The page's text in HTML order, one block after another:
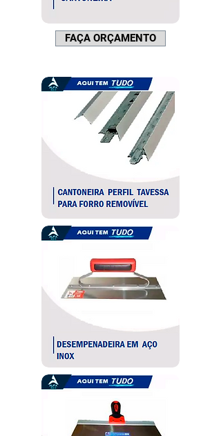
FAÇA ORÇAMENTO